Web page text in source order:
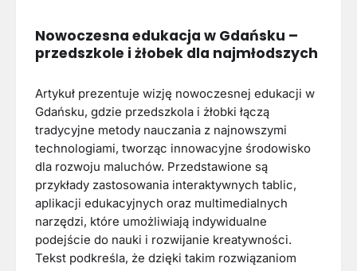
Nowoczesna edukacja w Gdańsku –
przedszkole i żłobek dla najmłodszych
Artykuł prezentuje wizję nowoczesnej edukacji w
Gdańsku, gdzie przedszkola i żłobki łączą
tradycyjne metody nauczania z najnowszymi
technologiami, tworząc innowacyjne środowisko
dla rozwoju maluchów. Przedstawione są
przykłady zastosowania interaktywnych tablic,
aplikacji edukacyjnych oraz multimedialnych
narzędzi, które umożliwiają indywidualne
podejście do nauki i rozwijanie kreatywności.
Tekst podkreśla, że dzięki takim rozwiązaniom